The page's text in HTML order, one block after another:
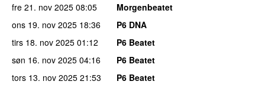
fre 21. nov 2025 08:05
Morgenbeatet
ons 19. nov 2025 18:36
P6 DNA
tirs 18. nov 2025 01:12
P6 Beatet
søn 16. nov 2025 04:16
P6 Beatet
tors 13. nov 2025 21:53
P6 Beatet